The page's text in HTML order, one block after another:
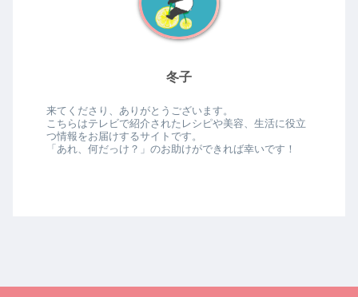
冬子
来てくださり、ありがとうございます。
こちらはテレビで紹介されたレシピや美容、生活に役立
つ情報をお届けするサイトです。
「あれ、何だっけ？」のお助けができれば幸いです！